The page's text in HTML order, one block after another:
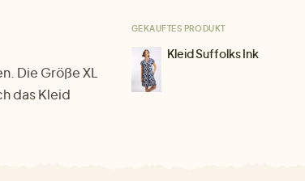
Die Größe XL
das Kleid
GEKAUFTES PRODUKT
Kleid Suffolks Ink